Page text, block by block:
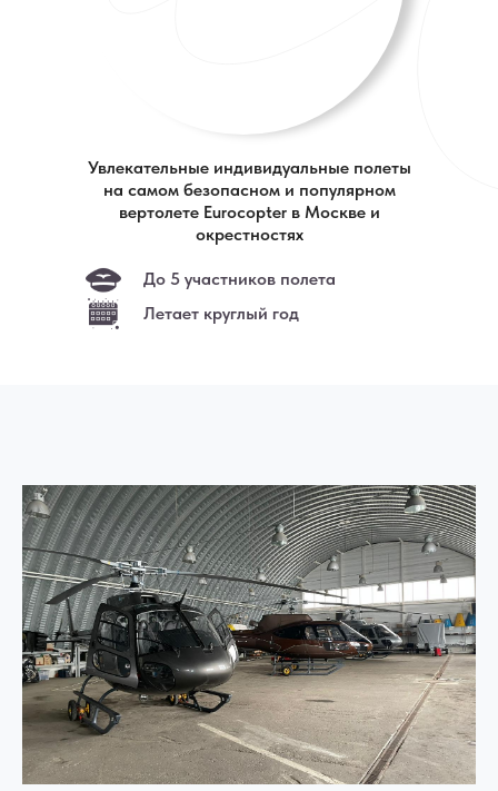
Летает круглый год
До 5 участников полета
Увлекательные индивидуальные полеты
на самом безопасном и популярном
вертолете Eurocopter в Москве и
окрестностях